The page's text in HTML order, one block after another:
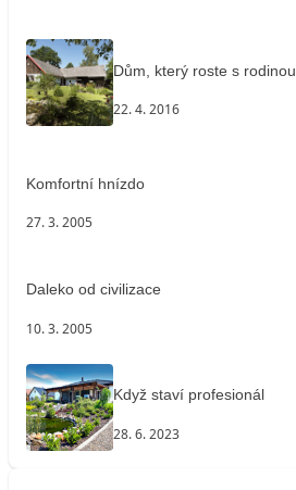
Dům, který roste s rodinou
22. 4. 2016
Komfortní hnízdo
27. 3. 2005
Daleko od civilizace
10. 3. 2005
Když staví profesionál
28. 6. 2023